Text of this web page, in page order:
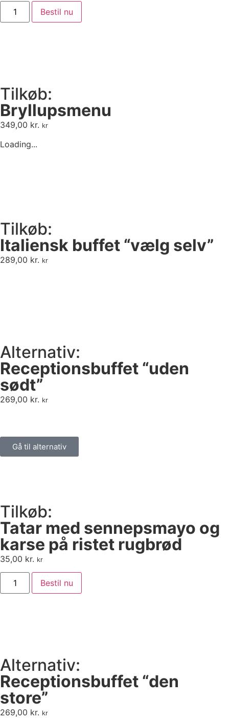
Bestil nu
Tilkøb:
Bryllupsmenu
349,00 kr. kr
Loading...
Tilkøb:
Italiensk buffet “vælg selv”
289,00 kr. kr
Alternativ:
Receptionsbuffet “uden
sødt”
269,00 kr. kr
Gå til alternativ
Tilkøb:
Tatar med sennepsmayo og
karse på ristet rugbrød
35,00 kr. kr
Bestil nu
Alternativ:
Receptionsbuffet “den
store”
269,00 kr. kr